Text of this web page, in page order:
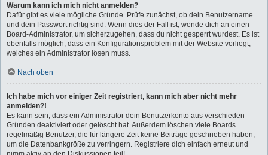
Warum kann ich mich nicht anmelden?
Dafür gibt es viele mögliche Gründe. Prüfe zunächst, ob dein Benutzername
und dein Passwort richtig sind. Wenn dies der Fall ist, wende dich an einen
Board-Administrator, um sicherzugehen, dass du nicht gesperrt wurdest. Es ist
ebenfalls möglich, dass ein Konfigurationsproblem mit der Website vorliegt,
welches ein Administrator lösen muss.
Nach oben
Ich habe mich vor einiger Zeit registriert, kann mich aber nicht mehr
anmelden?!
Es kann sein, dass ein Administrator dein Benutzerkonto aus verschieden
Gründen deaktiviert oder gelöscht hat. Außerdem löschen viele Boards
regelmäßig Benutzer, die für längere Zeit keine Beiträge geschrieben haben,
um die Datenbankgröße zu verringern. Registriere dich einfach erneut und